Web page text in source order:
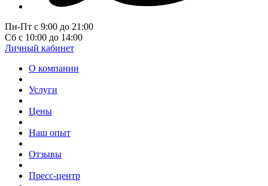
Пн-Пт с 9:00 до 21:00
Сб с 10:00 до 14:00
Личный кабинет
О компании
Услуги
Цены
Наш опыт
Отзывы
Пресс-центр